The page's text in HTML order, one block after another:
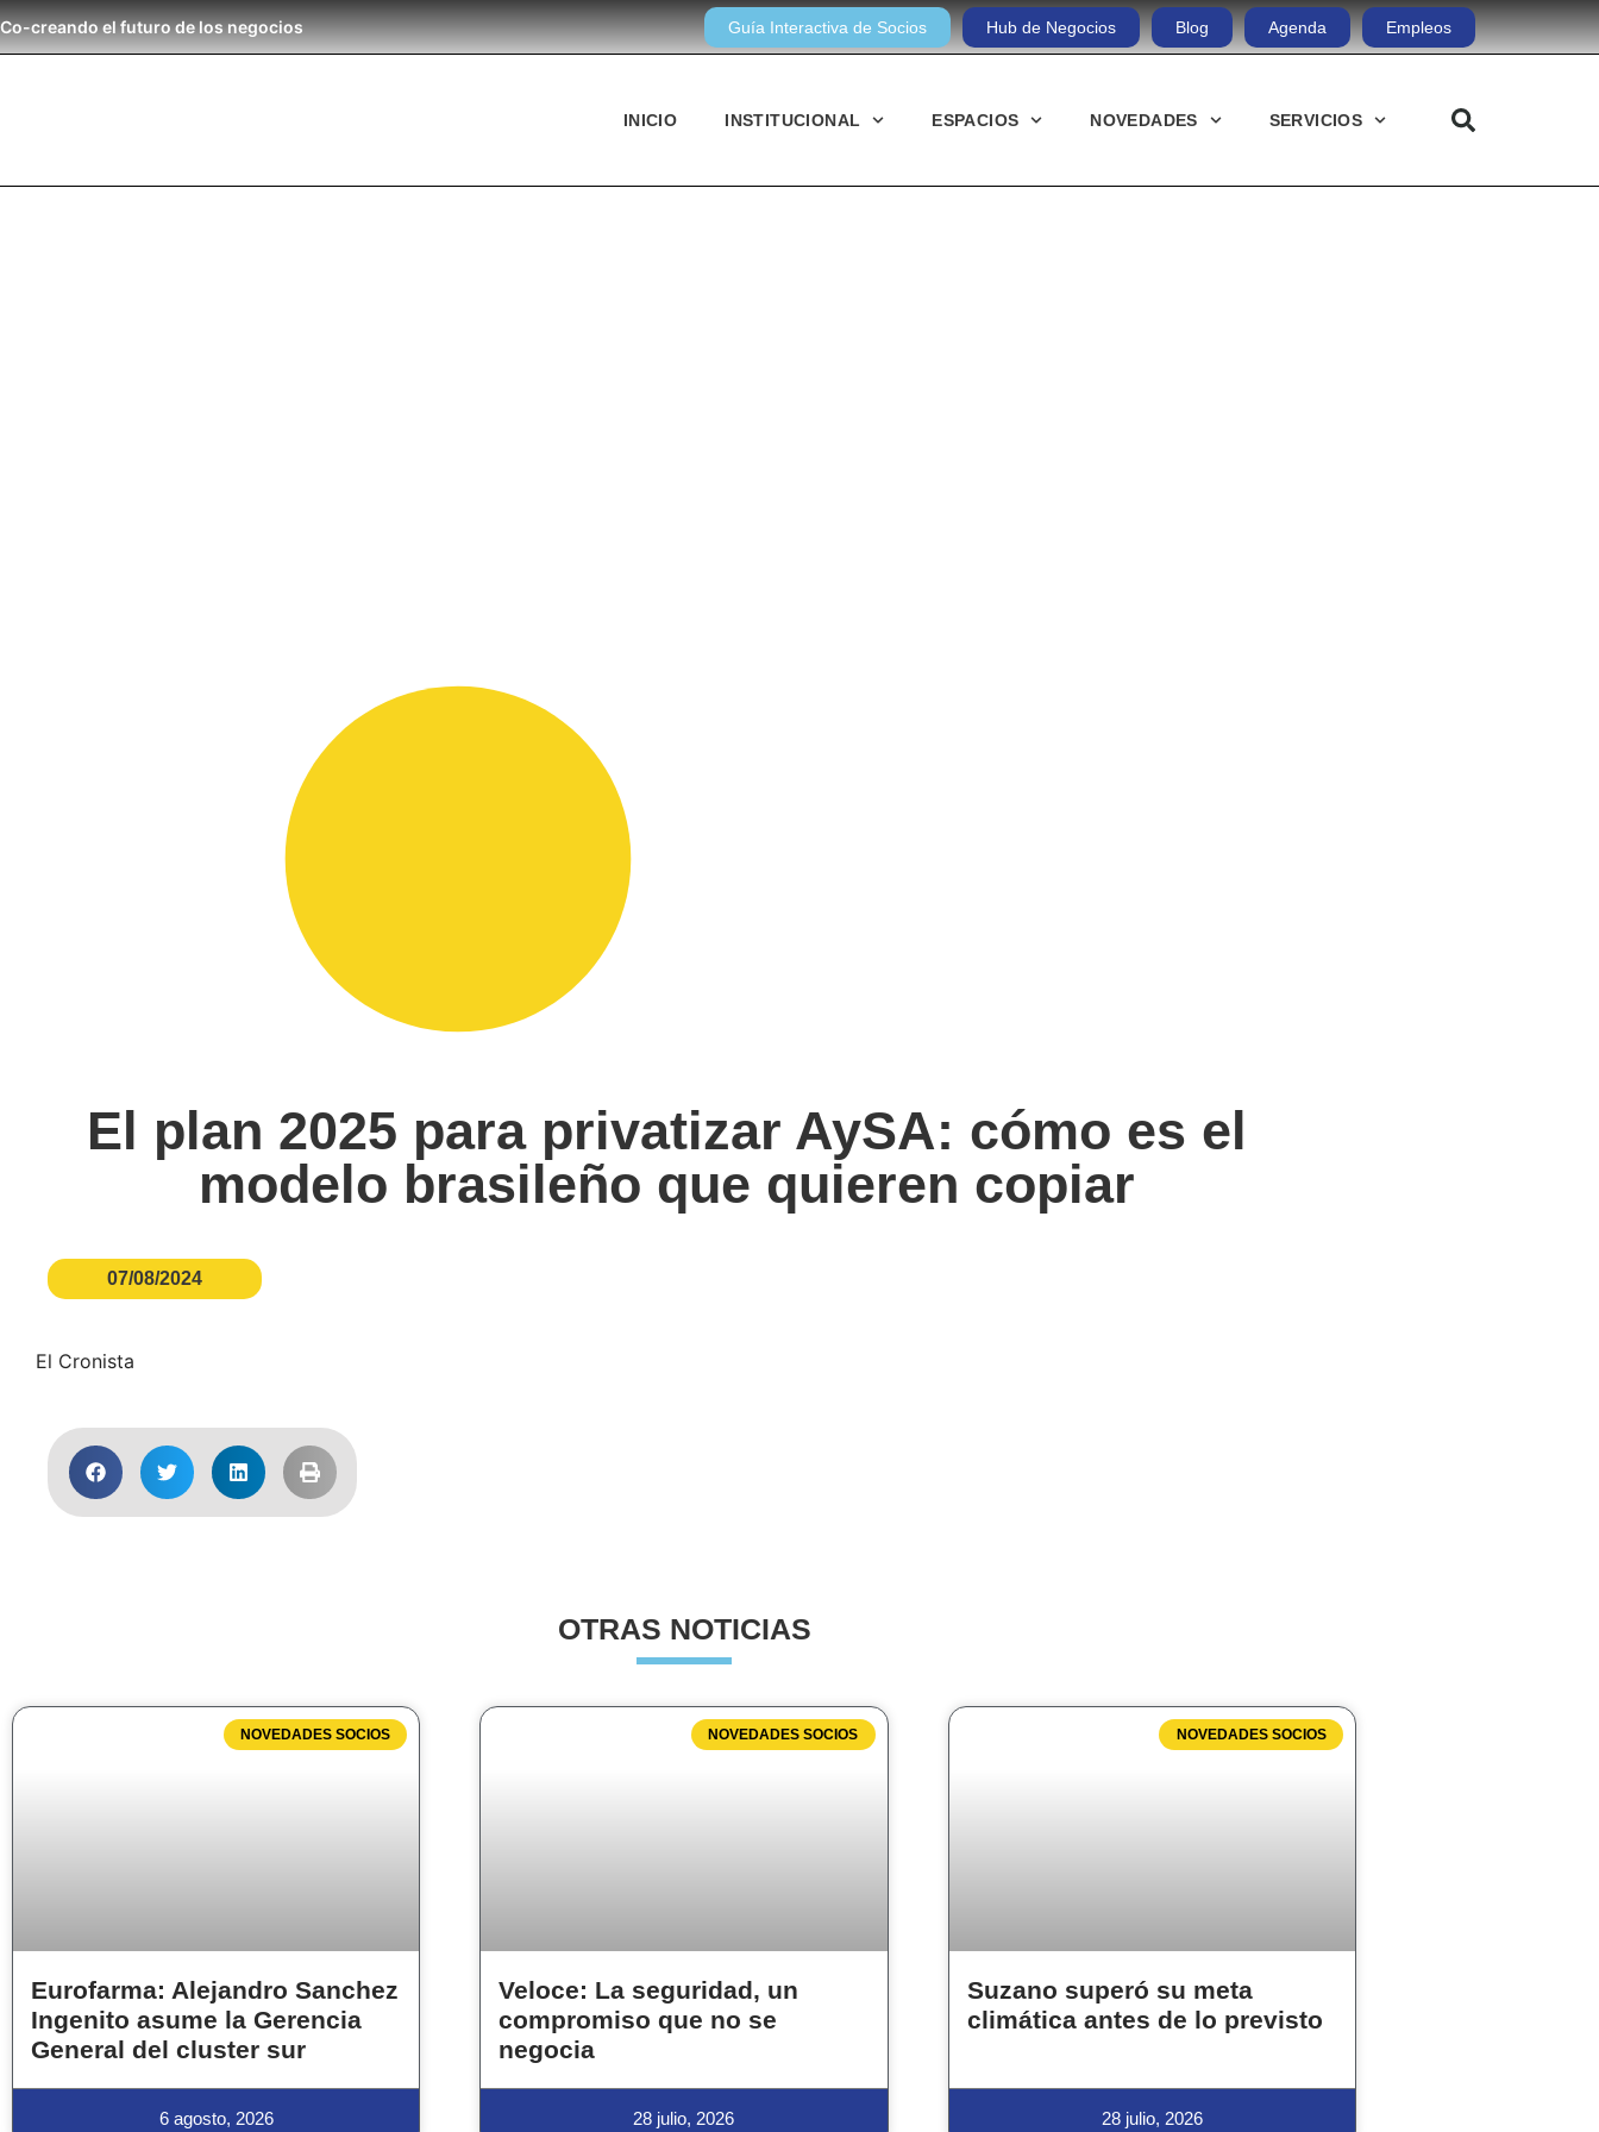
Co-creando el futuro de los negocios Guía Interactiva de Socios Hub de Negocios Blog Agenda Empleos
INICIO INSTITUCIONAL ESPACIOS NOVEDADES SERVICIOS
El plan 2025 para privatizar AySA: cómo es el
modelo brasileño que quieren copiar
07/08/2024
El Cronista
OTRAS NOTICIAS
NOVEDADES SOCIOS
Eurofarma: Alejandro Sanchez
Ingenito asume la Gerencia
General del cluster sur
6 agosto, 2026
NOVEDADES SOCIOS
Veloce: La seguridad, un
compromiso que no se
negocia
28 julio, 2026
NOVEDADES SOCIOS
Suzano superó su meta
climática antes de lo previsto
28 julio, 2026